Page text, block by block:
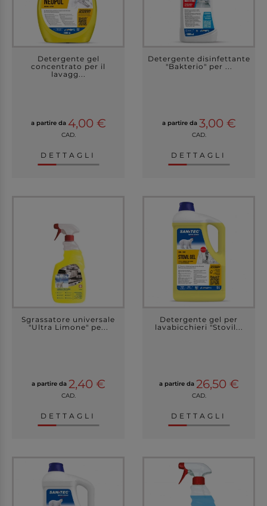
Detergente gel
concentrato per il
lavagg...
a partire da 4,00 €
CAD.
DETTAGLI
Detergente disinfettante
"Bakterio" per ...
a partire da 3,00 €
CAD.
DETTAGLI
Sgrassatore universale
"Ultra Limone" pe...
a partire da 2,40 €
CAD.
DETTAGLI
Detergente gel per
lavabicchieri "Stovil...
a partire da 26,50 €
CAD.
DETTAGLI